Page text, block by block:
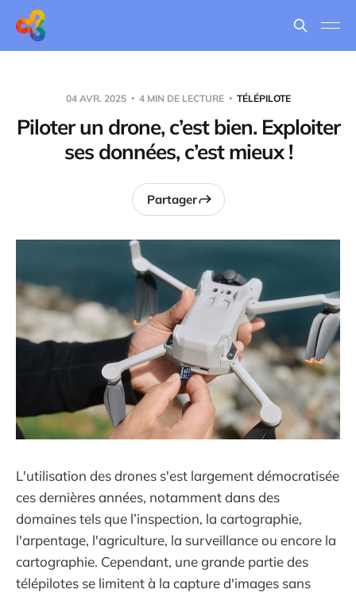
04 AVR. 2025 4 MIN DE LECTURE TÉLÉPILOTE
Piloter un drone, c’est bien. Exploiter
ses données, c’est mieux !
Partager
L'utilisation des drones s'est largement démocratisée
ces dernières années, notamment dans des
domaines tels que l’inspection, la cartographie,
l'arpentage, l'agriculture, la surveillance ou encore la
cartographie. Cependant, une grande partie des
télépilotes se limitent à la capture d'images sans